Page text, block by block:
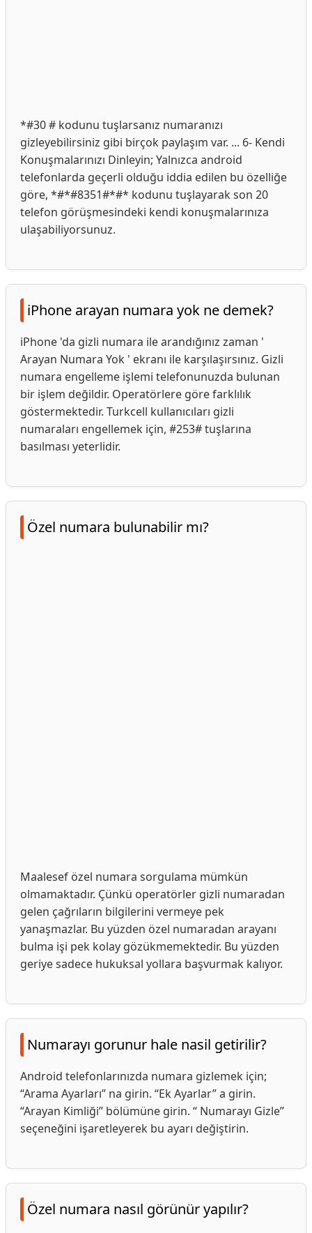
*#30 # kodunu tuşlarsanız numaranızı
gizleyebilirsiniz gibi birçok paylaşım var. ... 6- Kendi
Konuşmalarınızı Dinleyin; Yalnızca android
telefonlarda geçerli olduğu iddia edilen bu özelliğe
göre, *#*#8351#*#* kodunu tuşlayarak son 20
telefon görüşmesindeki kendi konuşmalarınıza
ulaşabiliyorsunuz.
iPhone arayan numara yok ne demek?
iPhone 'da gizli numara ile arandığınız zaman '
Arayan Numara Yok ' ekranı ile karşılaşırsınız. Gizli
numara engelleme işlemi telefonunuzda bulunan
bir işlem değildir. Operatörlere göre farklılık
göstermektedir. Turkcell kullanıcıları gizli
numaraları engellemek için, #253# tuşlarına
basılması yeterlidir.
Özel numara bulunabilir mı?
Maalesef özel numara sorgulama mümkün
olmamaktadır. Çünkü operatörler gizli numaradan
gelen çağrıların bilgilerini vermeye pek
yanaşmazlar. Bu yüzden özel numaradan arayanı
bulma işi pek kolay gözükmemektedir. Bu yüzden
geriye sadece hukuksal yollara başvurmak kalıyor.
Numarayı gorunur hale nasil getirilir?
Android telefonlarınızda numara gizlemek için;
“Arama Ayarları” na girin. “Ek Ayarlar” a girin.
“Arayan Kimliği” bölümüne girin. “ Numarayı Gizle”
seçeneğini işaretleyerek bu ayarı değiştirin.
Özel numara nasıl görünür yapılır?